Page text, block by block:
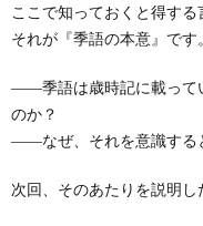
ここで知っておくと得する
それが『季語の本意』です。
――季語は歳時記に載って
のか？
――なぜ、それを意識する
次回、そのあたりを説明し